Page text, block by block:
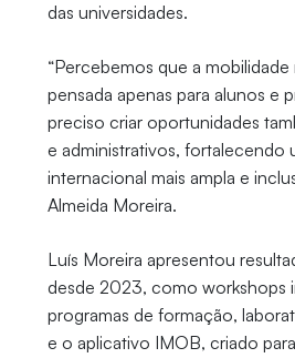
das universidades.
“Percebemos que a
pensada apenas para alunos e
preciso criar oportunidades
e administrativos, fortalecendo
internacional mais ampla e
Almeida Moreira.
Luís Moreira apresentou
desde 2023, como workshops
programas de formação,
e o aplicativo IMOB, criado